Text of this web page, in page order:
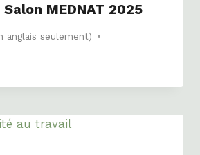
MEDNAT 2025
anglais seulement)